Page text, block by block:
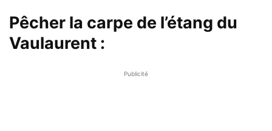
Pêcher la carpe de l’étang du
Vaulaurent :
Publicité